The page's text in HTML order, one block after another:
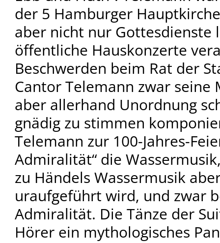
der 5 Hamburger
aber nicht nur Gottesdienste
öffentliche Hauskonzerte
Beschwerden beim Rat der
Cantor Telemann zwar seine
aber allerhand Unordnung
gnädig zu stimmen
Telemann zur 100-Jahres-
Admiralität“ die
zu Händels Wassermusik
uraufgeführt wird, und zwar
Admiralität. Die Tänze der
Hörer ein mythologisches